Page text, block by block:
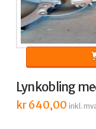
Lynkobling
kr640,00 inkl.